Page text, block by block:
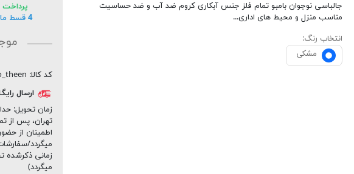
جالباسی نوجوان بامبو تمام فلز جنس آبکاری کروم ضد آب و ضد حساسیت
مناسب منزل و محیط های اداری...
انتخاب رنگ:
مشکی
4 قسط ماهیانه بدون کارمزد
کد کالا:
ارسال
زمان تحویل:
تهران، پس از
اطمینان از
میگردد/
زمانی
میگردد)